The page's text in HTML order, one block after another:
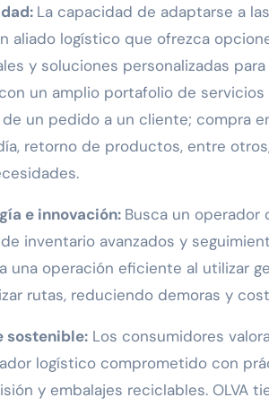
La capacidad de adaptarse a
aliado logístico que ofrezca
y soluciones personalizadas
un amplio portafolio de
un pedido a un cliente; compra
retorno de productos, entre
e innovación: Busca un operador
inventario avanzados y
una operación eficiente al utilizar
rutas, reduciendo demoras y
sostenible: Los consumidores
logístico comprometido con
y embalajes reciclables.